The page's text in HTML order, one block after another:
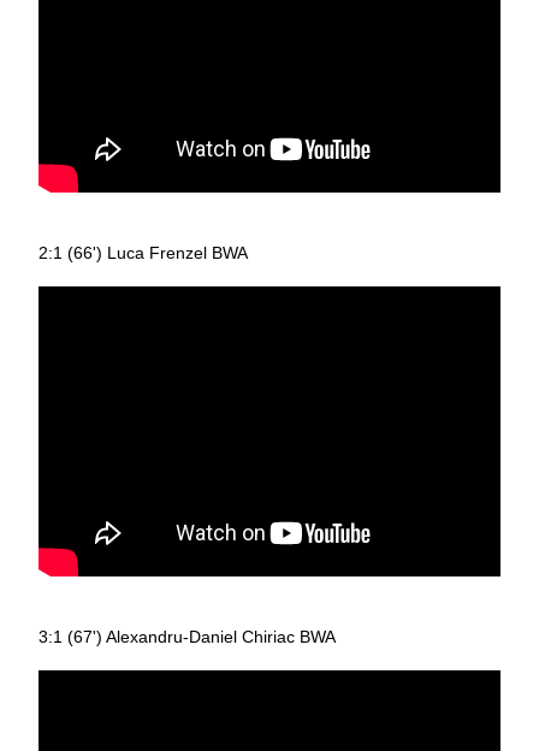
2:1 (66') Luca Frenzel BWA
3:1 (67') Alexandru-Daniel Chiriac BWA